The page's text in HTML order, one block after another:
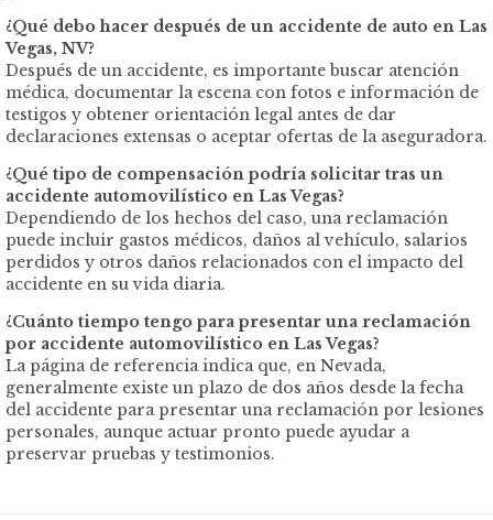
¿Qué debo hacer después de un accidente de auto en Las
Vegas, NV?
Después de un accidente, es importante buscar atención
médica, documentar la escena con fotos e información de
testigos y obtener orientación legal antes de dar
declaraciones extensas o aceptar ofertas de la aseguradora.
¿Qué tipo de compensación podría solicitar tras un
accidente automovilístico en Las Vegas?
Dependiendo de los hechos del caso, una reclamación
puede incluir gastos médicos, daños al vehículo, salarios
perdidos y otros daños relacionados con el impacto del
accidente en su vida diaria.
¿Cuánto tiempo tengo para presentar una reclamación
por accidente automovilístico en Las Vegas?
La página de referencia indica que, en Nevada,
generalmente existe un plazo de dos años desde la fecha
del accidente para presentar una reclamación por lesiones
personales, aunque actuar pronto puede ayudar a
preservar pruebas y testimonios.